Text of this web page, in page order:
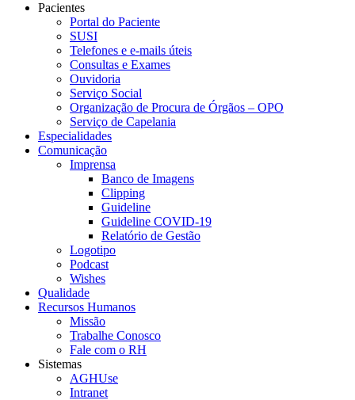
Pacientes
Portal do Paciente
SUSI
Telefones e e-mails úteis
Consultas e Exames
Ouvidoria
Serviço Social
Organização de Procura de Órgãos – OPO
Serviço de Capelania
Especialidades
Comunicação
Imprensa
Banco de Imagens
Clipping
Guideline
Guideline COVID-19
Relatório de Gestão
Logotipo
Podcast
Wishes
Qualidade
Recursos Humanos
Missão
Trabalhe Conosco
Fale com o RH
Sistemas
AGHUse
Intranet